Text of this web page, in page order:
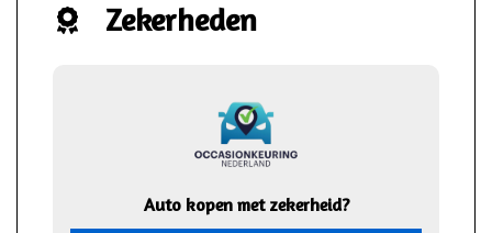
Zekerheden
Auto kopen met zekerheid?